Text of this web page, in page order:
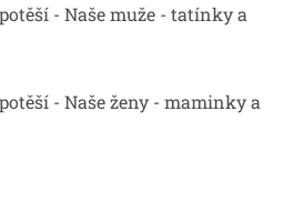
- Naše muže - tatínky a
- Naše ženy - maminky a